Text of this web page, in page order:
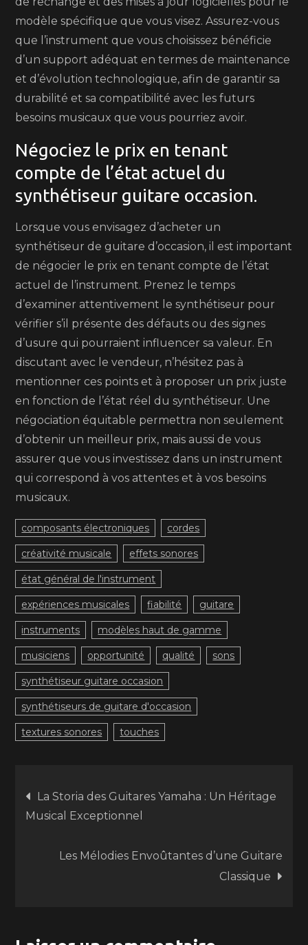
modèle spécifique que vous visez. Assurez-vous
que l’instrument que vous choisissez bénéficie
d’un support adéquat en termes de maintenance
et d’évolution technologique, afin de garantir sa
durabilité et sa compatibilité avec les futurs
besoins musicaux que vous pourriez avoir.
Négociez le prix en tenant
compte de l’état actuel du
synthétiseur guitare occasion.
Lorsque vous envisagez d’acheter un
synthétiseur de guitare d’occasion, il est important
de négocier le prix en tenant compte de l’état
actuel de l’instrument. Prenez le temps
d’examiner attentivement le synthétiseur pour
vérifier s’il présente des défauts ou des signes
d’usure qui pourraient influencer sa valeur. En
discutant avec le vendeur, n’hésitez pas à
mentionner ces points et à proposer un prix juste
en fonction de l’état réel du synthétiseur. Une
négociation équitable permettra non seulement
d’obtenir un meilleur prix, mais aussi de vous
assurer que vous investissez dans un instrument
qui correspond à vos attentes et à vos besoins
musicaux.
composants électroniques cordes
créativité musicale effets sonores
état général de l'instrument
expériences musicales fiabilité guitare
instruments modèles haut de gamme
musiciens opportunité qualité sons
synthétiseur guitare occasion
synthétiseurs de guitare d'occasion
textures sonores touches
Navigation
de
l’article
La Storia des Guitares Yamaha : Un Héritage
Musical Exceptionnel
Les Mélodies Envoûtantes d’une Guitare
Classique